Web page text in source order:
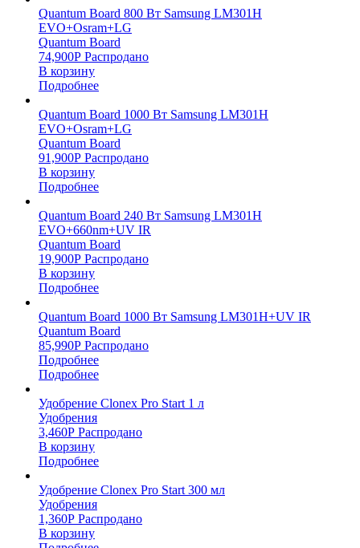
Quantum Board 800 Вт Samsung LM301H
EVO+Osram+LG
Quantum Board
74,900Р Распродано
В корзину
Подробнее
Quantum Board 1000 Вт Samsung LM301H
EVO+Osram+LG
Quantum Board
91,900Р Распродано
В корзину
Подробнее
Quantum Board 240 Вт Samsung LM301H
EVO+660nm+UV IR
Quantum Board
19,900Р Распродано
В корзину
Подробнее
Quantum Board 1000 Вт Samsung LM301H+UV IR
Quantum Board
85,990Р Распродано
Подробнее
Подробнее
Удобрение Clonex Pro Start 1 л
Удобрения
3,460Р Распродано
В корзину
Подробнее
Удобрение Clonex Pro Start 300 мл
Удобрения
1,360Р Распродано
В корзину